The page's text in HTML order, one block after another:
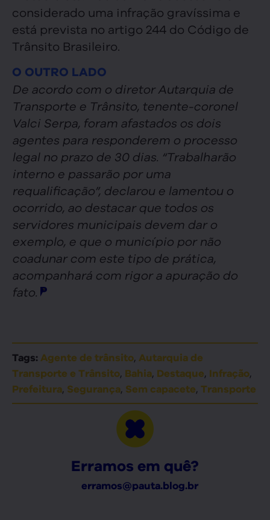
considerado uma infração gravíssima e
está prevista no artigo 244 do Código de
Trânsito Brasileiro.
O OUTRO LADO
De acordo com o diretor Autarquia de
Transporte e Trânsito, tenente-coronel
Valci Serpa, foram afastados os dois
agentes para responderem o processo
legal no prazo de 30 dias. “Trabalharão
interno e passarão por uma
requalificação”, declarou e lamentou o
ocorrido, ao destacar que todos os
servidores municipais devem dar o
exemplo, e que o município por não
coadunar com este tipo de prática,
acompanhará com rigor a apuração do
fato.
Tags: Agente de trânsito, Autarquia de
Transporte e Trânsito, Bahia, Destaque, Infração,
Prefeitura, Segurança, Sem capacete, Transporte
Erramos em quê?
erramos@pauta.blog.br